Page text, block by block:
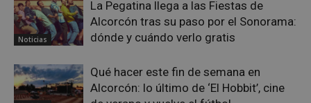
Noticias
La Pegatina llega a las Fiestas de
Alcorcón tras su paso por el Sonorama:
dónde y cuándo verlo gratis
Qué hacer este fin de semana en
Alcorcón: lo último de ‘El Hobbit’, cine